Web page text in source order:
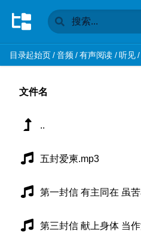
目录起始页/音频/有声阅读 /听见
文件名
..
五封爱柬.mp3
第一封信 有主同在 虽
第三封信 献上身体 当